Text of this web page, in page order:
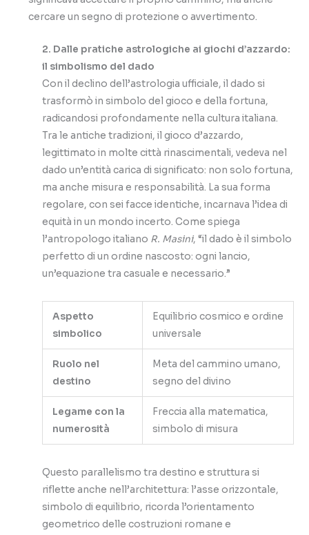
cercare un segno di protezione o avvertimento.
2. Dalle pratiche astrologiche ai giochi d’azzardo:
il simbolismo del dado
Con il declino dell’astrologia ufficiale, il dado si
trasformò in simbolo del gioco e della fortuna,
radicandosi profondamente nella cultura italiana.
Tra le antiche tradizioni, il gioco d’azzardo,
legittimato in molte città rinascimentali, vedeva nel
dado un’entità carica di significato: non solo fortuna,
ma anche misura e responsabilità. La sua forma
regolare, con sei facce identiche, incarnava l’idea di
equità in un mondo incerto. Come spiega
l’antropologo italiano R. Masini, “il dado è il simbolo
perfetto di un ordine nascosto: ogni lancio,
un’equazione tra casuale e necessario.”
Aspetto
simbolico
Equilibrio cosmico e ordine
universale
Ruolo nel
destino
Meta del cammino umano,
segno del divino
Legame con la
numerosità
Freccia alla matematica,
simbolo di misura
Questo parallelismo tra destino e struttura si
riflette anche nell’architettura: l’asse orizzontale,
simbolo di equilibrio, ricorda l’orientamento
geometrico delle costruzioni romane e